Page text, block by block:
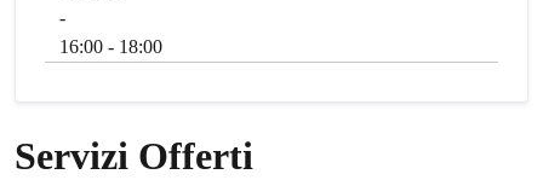
-
16:00 - 18:00
Servizi Offerti